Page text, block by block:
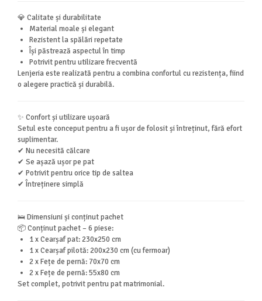
💎 Calitate și durabilitate
Material moale și elegant
Rezistent la spălări repetate
Își păstrează aspectul în timp
Potrivit pentru utilizare frecventă
Lenjeria este realizată pentru a combina confortul cu rezistența, fiind
o alegere practică și durabilă.
✨ Confort și utilizare ușoară
Setul este conceput pentru a fi ușor de folosit și întreținut, fără efort
suplimentar.
✔ Nu necesită călcare
✔ Se așază ușor pe pat
✔ Potrivit pentru orice tip de saltea
✔ Întreținere simplă
🛌 Dimensiuni și conținut pachet
📦 Conținut pachet – 6 piese:
1 x Cearșaf pat: 230x250 cm
1 x Cearșaf pilotă: 200x230 cm (cu fermoar)
2 x Fețe de pernă: 70x70 cm
2 x Fețe de pernă: 55x80 cm
Set complet, potrivit pentru pat matrimonial.